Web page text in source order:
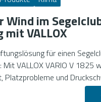
Wind im
VALLOX
für einen
Mit VALLOX VARIO V 1825
Platzprobleme und